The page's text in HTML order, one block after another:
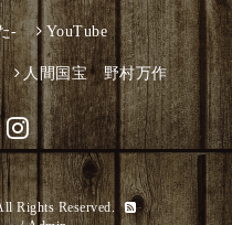
- YouTube
人間国宝 野村万作
Rights Reserved.